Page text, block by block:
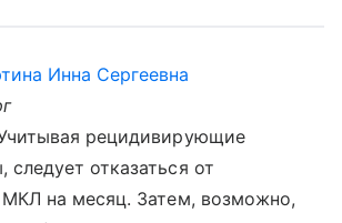
Инна Сергеевна
рецидивирующие
следует отказаться от
МКЛ на месяц. Затем, возможно,